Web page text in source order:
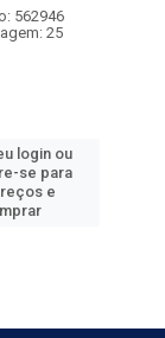
562946
25
login ou
se para
e